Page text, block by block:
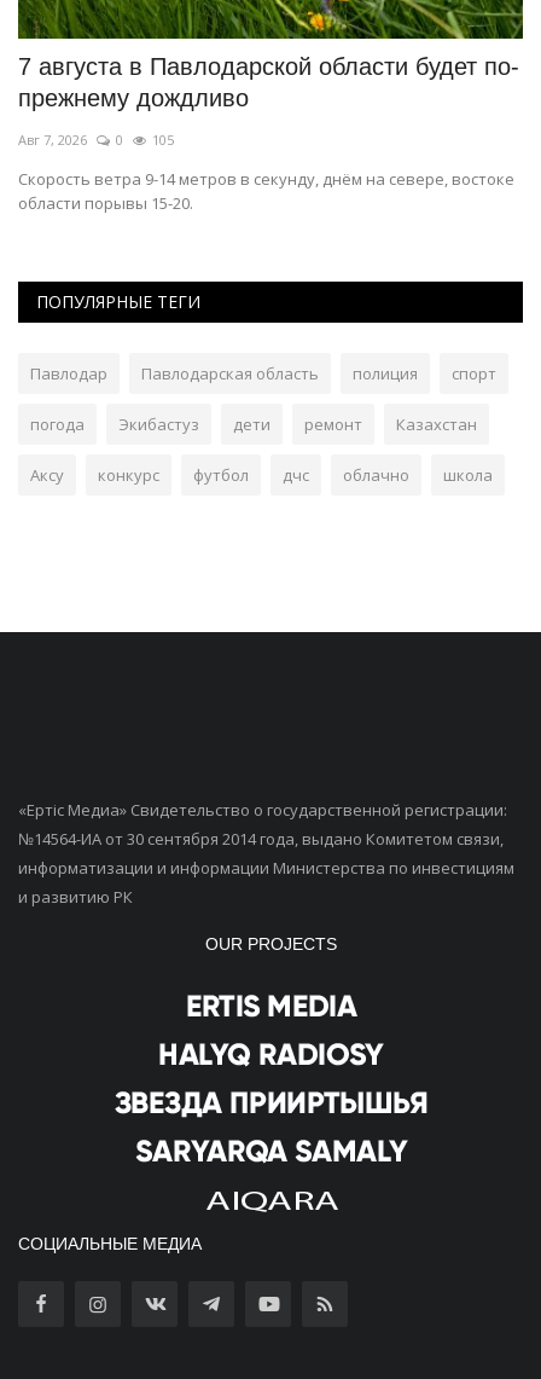
7 августа в Павлодарской области будет по-
прежнему дождливо
Авг 7, 2026 0 105
Скорость ветра 9-14 метров в секунду, днём на севере, востоке
области порывы 15-20.
ПОПУЛЯРНЫЕ ТЕГИ
Павлодар Павлодарская область полиция спорт
погода Экибастуз дети ремонт Казахстан
Аксу конкурс футбол дчс облачно школа
«Ертiс Медиа» Свидетельство о государственной регистрации:
№14564-ИА от 30 сентября 2014 года, выдано Комитетом связи,
информатизации и информации Министерства по инвестициям
и развитию РК
OUR PROJECTS
СОЦИАЛЬНЫЕ МЕДИА